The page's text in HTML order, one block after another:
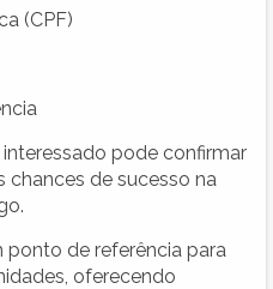
(CPF)
pode confirmar
chances de sucesso na
ponto de referência para
oferecendo